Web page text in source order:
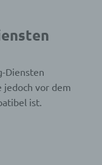
Diensten
jedoch vor dem
ist.
gespeicherter
Verarbeitung